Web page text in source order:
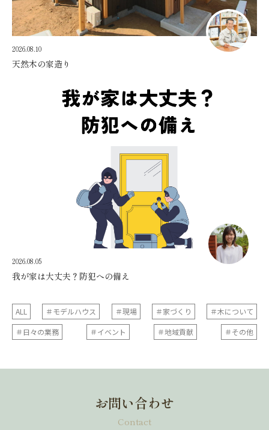
2026.08.10
天然木の家造り
2026.08.05
我が家は大丈夫？防犯への備え
ALL ＃モデルハウス ＃現場 ＃家づくり
＃木について
＃日々の業務
＃イベント ＃地域貢献 ＃その他
お問い合わせ
Contact